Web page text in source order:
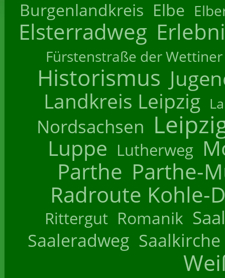
Burgenlandkreis Elbe
Elsterradweg
Fürstenstraße der Wettiner
Historismus
Landkreis Leipzig
Nordsachsen
Luppe Lutherweg
Parthe Parthe-
Radroute Kohle-
Rittergut Romanik
Saaleradweg Saalkirche